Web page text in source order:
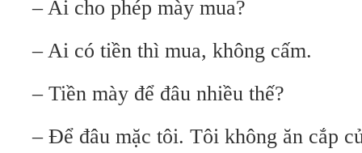
– Ai cho phép mày mua?
– Ai có tiền thì mua, không cấm.
– Tiền mày để đâu nhiều thế?
– Để đâu mặc tôi. Tôi không ăn cắp